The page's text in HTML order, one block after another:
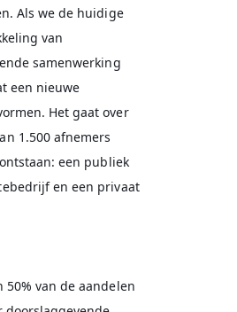
Als we de huidige
van
samenwerking
een nieuwe
Het gaat over
1.500 afnemers
een publiek
en een privaat
van de aandelen